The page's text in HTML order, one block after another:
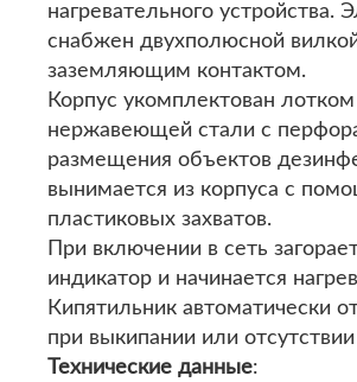
нагревательного устройства.
снабжен двухполюсной
заземляющим контактом.
Корпус укомплектован лотком
нержавеющей стали с
размещения объектов
вынимается из корпуса с
пластиковых захватов.
При включении в сеть
индикатор и начинается
Кипятильник автоматически
при выкипании или
Технические данные: